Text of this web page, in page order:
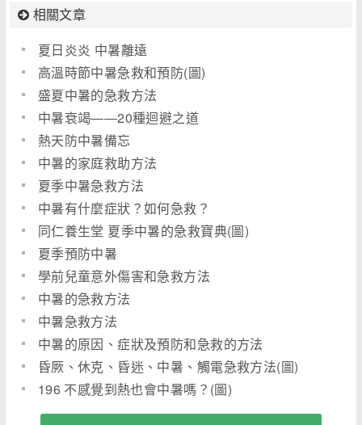
相關文章
夏日炎炎 中暑離遠
高溫時節中暑急救和預防(圖)
盛夏中暑的急救方法
中暑衰竭――20種迴避之道
熱天防中暑備忘
中暑的家庭救助方法
夏季中暑急救方法
中暑有什麼症狀？如何急救？
同仁養生堂 夏季中暑的急救寶典(圖)
夏季預防中暑
學前兒童意外傷害和急救方法
中暑的急救方法
中暑急救方法
中暑的原因、症狀及預防和急救的方法
昏厥、休克、昏迷、中暑、觸電急救方法(圖)
196 不感覺到熱也會中暑嗎？(圖)